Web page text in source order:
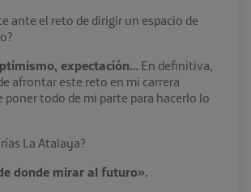
ante el reto de dirigir un espacio de
expectación… En definitiva,
afrontar este reto en mi carrera
poner todo de mi parte para hacerlo lo
La Atalaya?
donde mirar al futuro».